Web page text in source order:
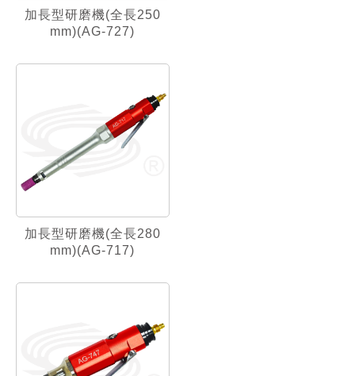
加長型研磨機(全長250
mm)(AG-727)
加長型研磨機(全長280
mm)(AG-717)